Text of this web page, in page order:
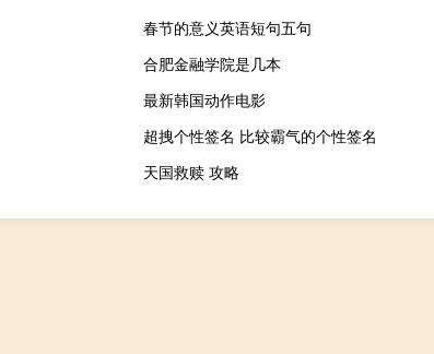
春节的意义英语短句五句
合肥金融学院是几本
最新韩国动作电影
超拽个性签名 比较霸气的个性签名
天国救赎 攻略